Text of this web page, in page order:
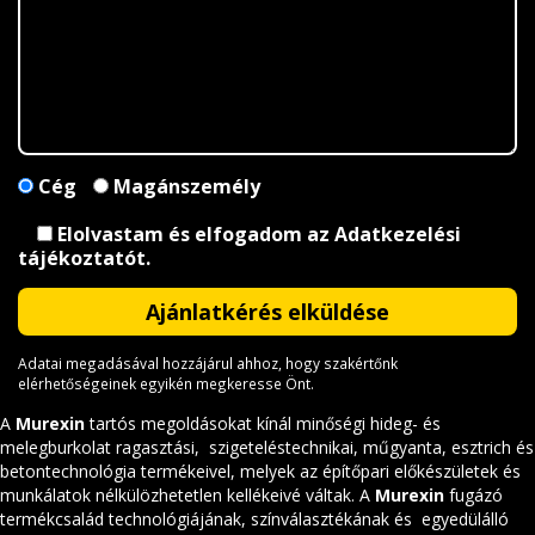
Cég
Magánszemély
Elolvastam és elfogadom az Adatkezelési
tájékoztatót.
Adatai megadásával hozzájárul ahhoz, hogy szakértőnk
elérhetőségeinek egyikén megkeresse Önt.
A Murexintartós megoldásokat kínál minőségi hideg- és
melegburkolat ragasztási, szigeteléstechnikai, műgyanta, esztrich és
betontechnológia termékeivel, melyek az építőpari előkészületek és
munkálatok nélkülözhetetlen kellékeivé váltak. A Murexin fugázó
termékcsalád technológiájának, színválasztékának és egyedülálló